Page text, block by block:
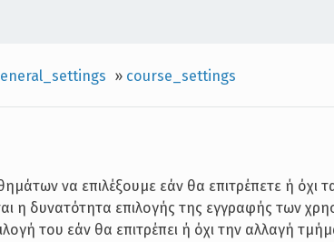
» course_settings
να επιλέξουμε εάν θα επιτρέπετε ή όχι
η δυνατότητα επιλογής της εγγραφής των
του εάν θα επιτρέπει ή όχι την αλλαγή